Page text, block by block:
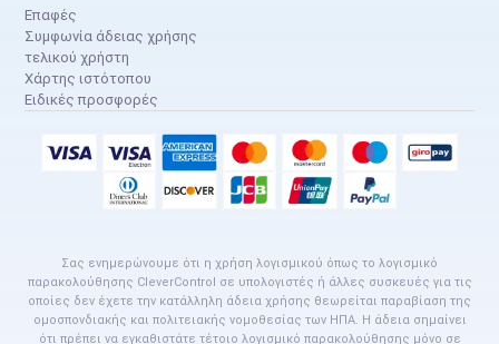
Επαφές
Συμφωνία άδειας χρήσης
τελικού χρήστη
Χάρτης ιστότοπου
Ειδικές προσφορές
Σας ενημερώνουμε ότι η χρήση λογισμικού όπως το λογισμικό
παρακολούθησης CleverControl σε υπολογιστές ή άλλες συσκευές για τις
οποίες δεν έχετε την κατάλληλη άδεια χρήσης θεωρείται παραβίαση της
ομοσπονδιακής και πολιτειακής νομοθεσίας των ΗΠΑ. Η άδεια σημαίνει
ότι πρέπει να εγκαθιστάτε τέτοιο λογισμικό παρακολούθησης μόνο σε